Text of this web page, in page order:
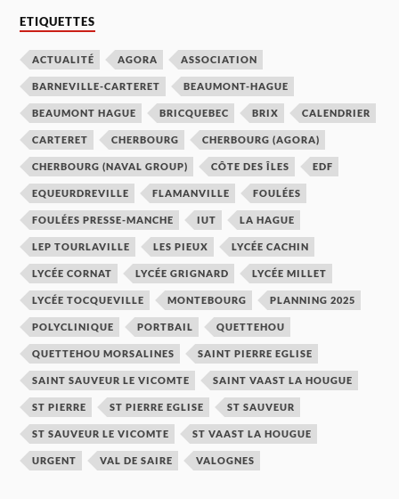
ETIQUETTES
ACTUALITÉ AGORA ASSOCIATION
BARNEVILLE-CARTERET BEAUMONT-HAGUE
BEAUMONT HAGUE BRICQUEBEC BRIX CALENDRIER
CARTERET CHERBOURG CHERBOURG (AGORA)
CHERBOURG (NAVAL GROUP) CÔTE DES ÎLES EDF
EQUEURDREVILLE FLAMANVILLE FOULÉES
FOULÉES PRESSE-MANCHE IUT LA HAGUE
LEP TOURLAVILLE LES PIEUX LYCÉE CACHIN
LYCÉE CORNAT LYCÉE GRIGNARD LYCÉE MILLET
LYCÉE TOCQUEVILLE MONTEBOURG PLANNING 2025
POLYCLINIQUE PORTBAIL QUETTEHOU
QUETTEHOU MORSALINES SAINT PIERRE EGLISE
SAINT SAUVEUR LE VICOMTE SAINT VAAST LA HOUGUE
ST PIERRE ST PIERRE EGLISE ST SAUVEUR
ST SAUVEUR LE VICOMTE ST VAAST LA HOUGUE
URGENT VAL DE SAIRE VALOGNES